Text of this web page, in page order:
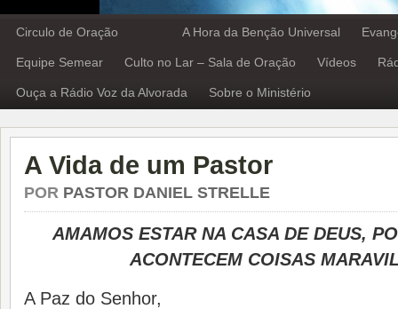
Circulo de Oração A Hora da Benção Universal
Equipe Semear Culto no Lar – Sala de Oração Vídeos
Ouça a Rádio Voz da Alvorada Sobre o Ministério
A Vida de um Pastor
POR PASTOR DANIEL STRELLE
AMAMOS ESTAR NA CASA DE DEUS,
ACONTECEM COISAS
A Paz do Senhor,